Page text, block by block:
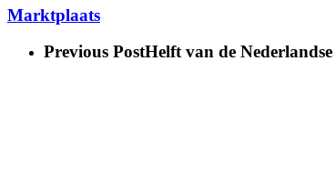
Marktplaats
Previous PostHelft van de